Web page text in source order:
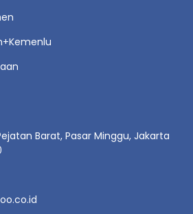
Barat, Pasar Minggu, Jakarta